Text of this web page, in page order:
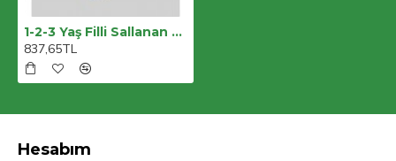
1-2-3 Yaş Filli Sallanan Ayak Desenli Likra Penye Kumaş Sweat Pantolonlu Kız Erkek 2li Çocuk Takımı
837,65TL
Hesabım